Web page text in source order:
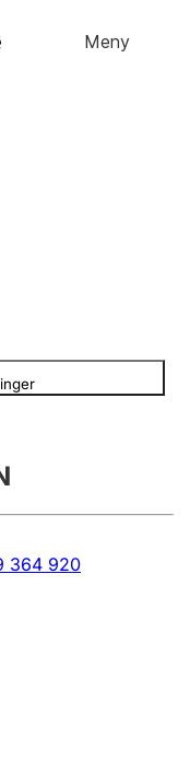
Meny
364 920